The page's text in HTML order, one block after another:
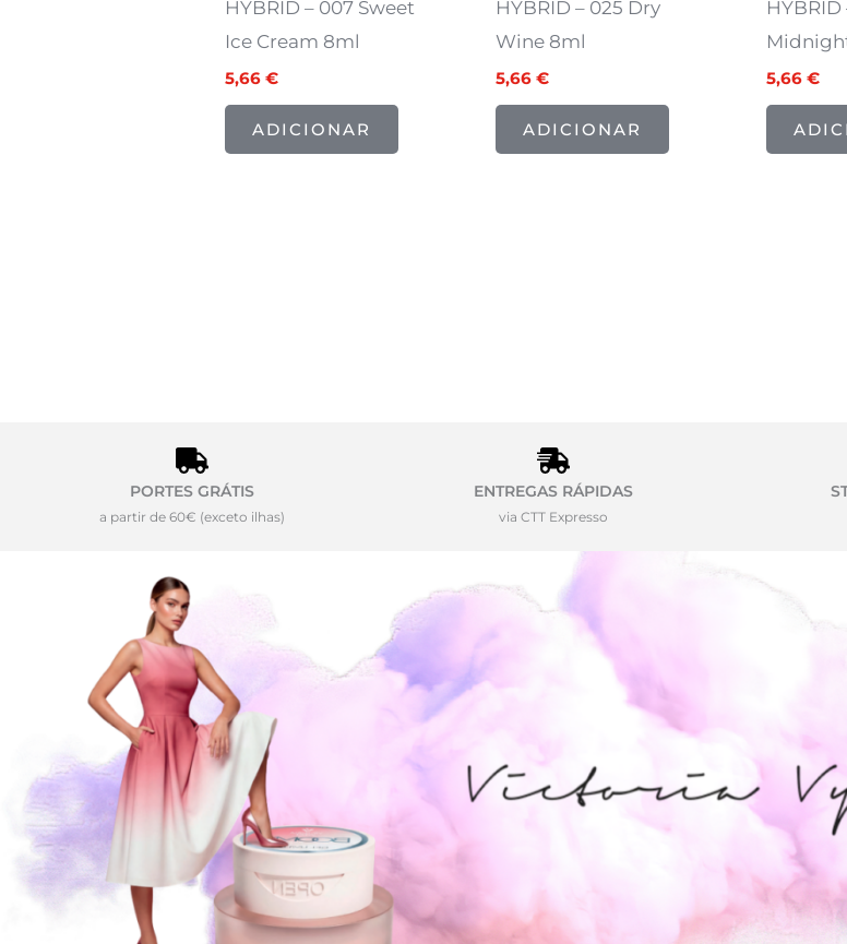
HYBRID – 007 Sweet
Ice Cream 8ml
5,66 €
ADICIONAR
HYBRID – 025 Dry
Wine 8ml
5,66€
ADICIONAR
HYBRID
5,66€
PORTES GRÁTIS
a partir de 60€ (exceto ilhas)
ENTREGAS RÁPIDAS
via CTT Expresso